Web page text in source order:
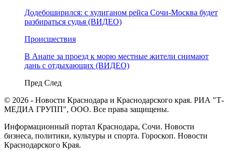
Додебоширился: с хулиганом рейса Сочи-Москва будет
разбираться судья (ВИДЕО)
Происшествия
В Анапе за проезд к морю местные жители снимают
дань с отдыхающих (ВИДЕО)
Пред След
© 2026 - Новости Краснодара и Краснодарского края. РИА "Т-
МЕДИА ГРУПП", ООО. Все права защищены.
Информационный портал Краснодара, Сочи. Новости
бизнеса, политики, культуры и спорта. Гороскоп. Новости
Краснодарского Края.